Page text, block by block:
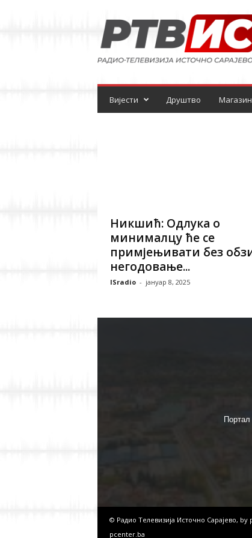
и
о
т
л
Вијести Друштво Магазин
Никшић: Одлука о
минималцу ће се
примјењивати без
негодовање...
ISradio - јануар 8, 2025
Портал
© Радио Телевизија Источно Сарајево, by
pcenter.ba